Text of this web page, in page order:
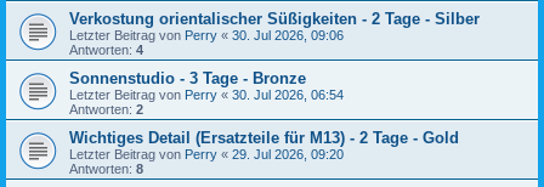
Verkostung orientalischer Süßigkeiten - 2 Tage - Silber
Letzter Beitrag von Perry « 30. Jul 2026, 09:06
Antworten: 4
Sonnenstudio - 3 Tage - Bronze
Letzter Beitrag von Perry « 30. Jul 2026, 06:54
Antworten: 2
Wichtiges Detail (Ersatzteile für M13) - 2 Tage - Gold
Letzter Beitrag von Perry « 29. Jul 2026, 09:20
Antworten: 8